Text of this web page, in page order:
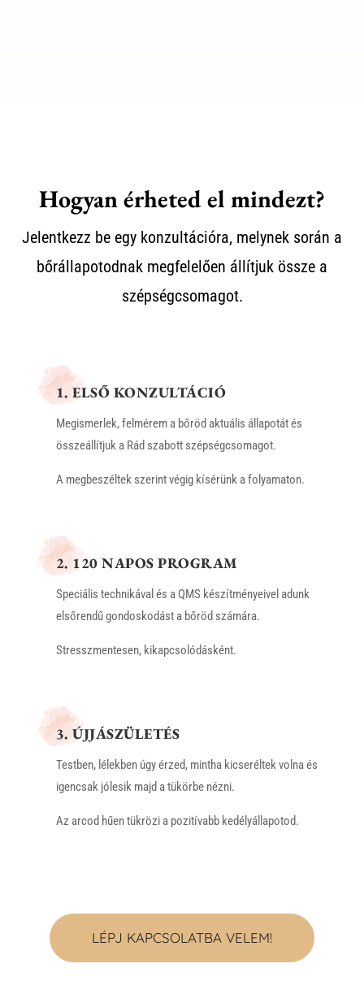
Hogyan érheted el mindezt?
Jelentkezz be egy konzultációra, melynek során a
bőrállapotodnak megfelelően állítjuk össze a
szépségcsomagot.
1. ELSŐ KONZULTÁCIÓ
Megismerlek, felmérem a bőröd aktuális állapotát és
összeállítjuk a Rád szabott szépségcsomagot.
A megbeszéltek szerint végig kísérünk a folyamaton.
2. 120 NAPOS PROGRAM
Speciális technikával és a QMS készítményeivel adunk
elsőrendű gondoskodást a bőröd számára.
Stresszmentesen, kikapcsolódásként.
3. ÚJJÁSZÜLETÉS
Testben, lélekben úgy érzed, mintha kicseréltek volna és
igencsak jólesik majd a tükörbe nézni.
Az arcod hűen tükrözi a pozitívabb kedélyállapotod.
LÉPJ KAPCSOLATBA VELEM!